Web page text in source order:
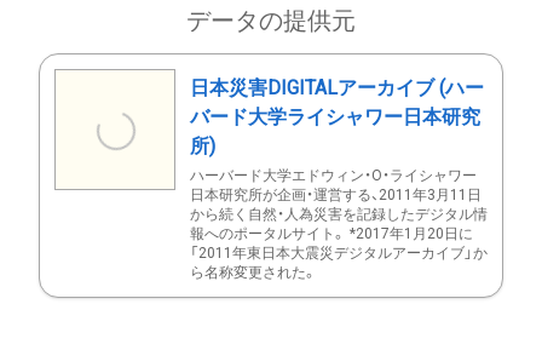
データの提供元
日本災害DIGITALアーカイブ (ハー
バード大学ライシャワー日本研究
所)
ハーバード大学エドウィン・O・ライシャワー
日本研究所が企画・運営する、2011年3月11日
から続く自然・人為災害を記録したデジタル情
報へのポータルサイト。 *2017年1月20日に
「2011年東日本大震災デジタルアーカイブ」か
ら名称変更された。